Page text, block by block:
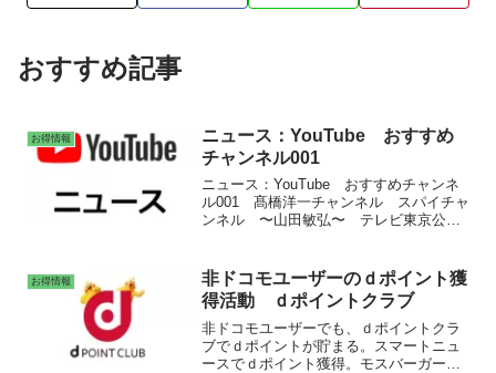
おすすめ記事
お得情報
ニュース：YouTube おすすめ
チャンネル001
ニュース：YouTube おすすめチャンネ
ル001 髙橋洋一チャンネル スパイチャ
ンネル 〜山田敏弘〜 テレビ東京公
ジタル 日本経済新聞 スポニチチャン
ネル ロイター ABEMA Prime #アベプ
ラ【公式】
お得情報
非ドコモユーザーのｄポイント獲
得活動 ｄポイントクラブ
非ドコモユーザーでも、ｄポイントクラ
ブでｄポイントが貯まる。スマートニュ
ースでｄポイント獲得。モスバーガー、